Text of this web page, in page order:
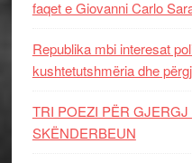
faqet e Giovanni Carlo
Republika mbi interesat
kushtetutshmëria dhe
TRI POEZI PËR
SKËNDERBEUN